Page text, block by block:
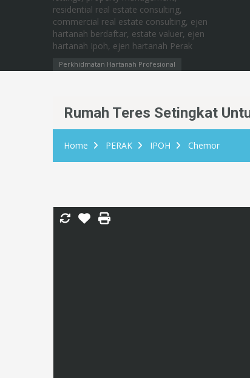
Perkhidmatan Hartanah Profesional
Rumah Teres Setingkat
Home PERAK IPOH Chemor